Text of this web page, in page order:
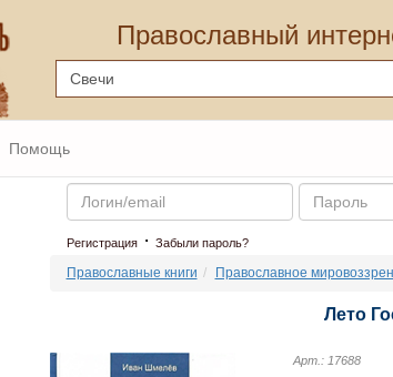
Православный
Помощь
Email Пароль
Регистрация· Забыли пароль?
Православные книги Православное
Лето
Арт.: 17688